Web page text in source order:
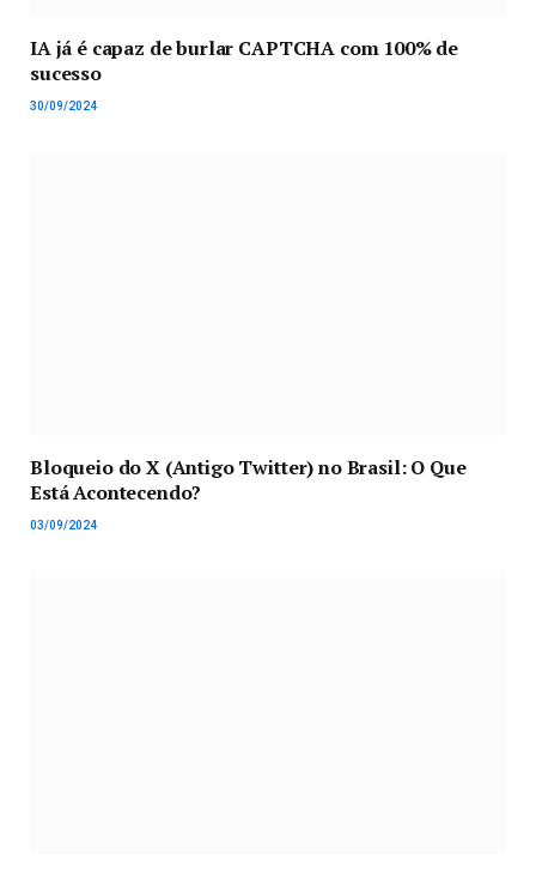
IA já é capaz de burlar CAPTCHA com 100% de
sucesso
30/09/2024
Bloqueio do X (Antigo Twitter) no Brasil: O Que
Está Acontecendo?
03/09/2024